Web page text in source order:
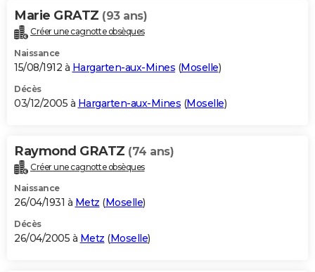
Marie GRATZ (93 ans)
Créer une cagnotte obsèques
Naissance
15/08/1912 à Hargarten-aux-Mines (Moselle)
Décès
03/12/2005 à Hargarten-aux-Mines (Moselle)
Raymond GRATZ (74 ans)
Créer une cagnotte obsèques
Naissance
26/04/1931 à Metz (Moselle)
Décès
26/04/2005 à Metz (Moselle)